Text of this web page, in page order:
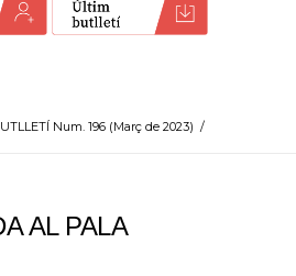
Num. 196 (Març de 2023) /
AL PALA